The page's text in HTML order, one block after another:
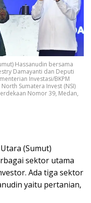
Hassanudin bersama
Damayanti dan Deputi
Investasi/BKPM
Sumatera Invest (NSI)
Nomor 39, Medan,
(Sumut)
sektor utama
Ada tiga sektor
yaitu pertanian,